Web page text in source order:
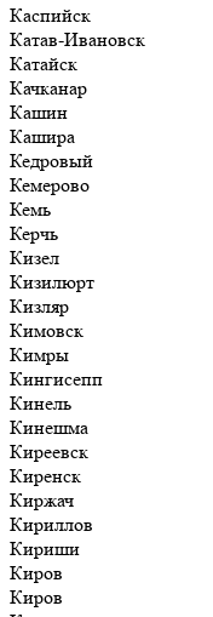
Каспийск
Катав-Ивановск
Катайск
Качканар
Кашин
Кашира
Кедровый
Кемерово
Кемь
Керчь
Кизел
Кизилюрт
Кизляр
Кимовск
Кимры
Кингисепп
Кинель
Кинешма
Киреевск
Киренск
Киржач
Кириллов
Кириши
Киров
Киров